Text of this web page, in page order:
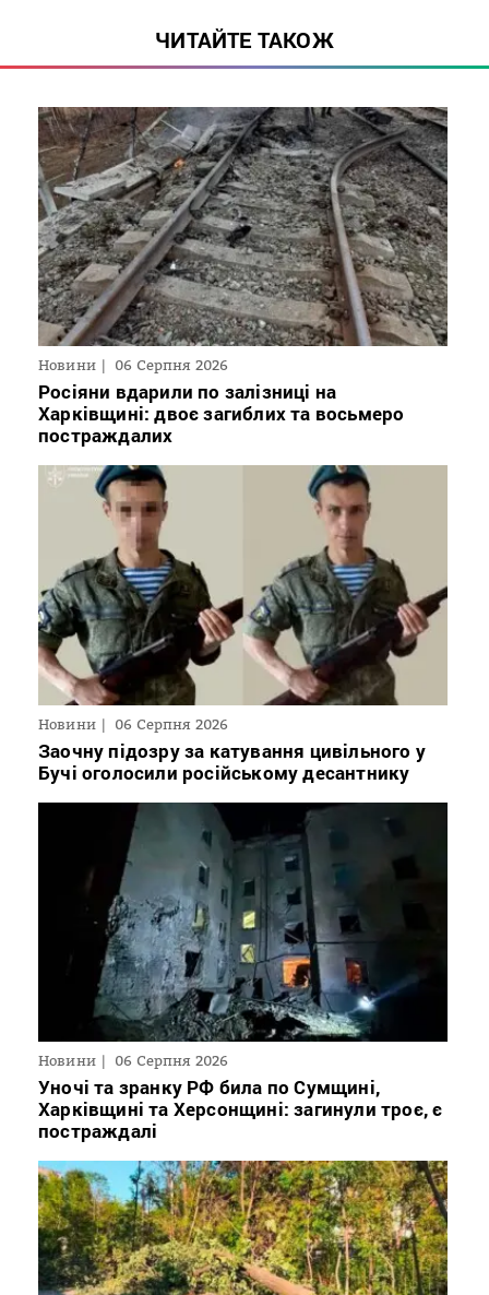
ЧИТАЙТЕ ТАКОЖ
Новини 06 Серпня 2026
Росіяни вдарили по залізниці на
Харківщині: двоє загиблих та восьмеро
постраждалих
Новини 06 Серпня 2026
Заочну підозру за катування цивільного у
Бучі оголосили російському десантнику
Новини 06 Серпня 2026
Уночі та зранку РФ била по Сумщині,
Харківщині та Херсонщині: загинули троє, є
постраждалі